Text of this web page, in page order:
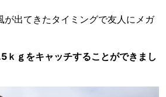
が出てきたタイミングで友人にメガ
ｋｇをキャッチすることができまし